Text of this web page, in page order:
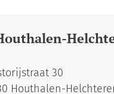
30
Houthalen-